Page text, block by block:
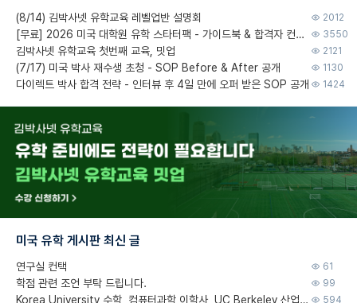
(8/14) 김박사넷 유학교육 레벨업반 설명회 2012
[무료] 2026 미국 대학원 유학 스타터팩 - 가이드북 & 합격자 컨택메일 템플릿 3550
김박사넷 유학교육 첫번째 교육, 밋업 2121
(7/17) 미국 박사 재수생 초청 - SOP Before & After 공개 1130
다이렉트 박사 합격 전략 - 인터뷰 후 4일 만에 오퍼 받은 SOP 공개 1424
미국 유학 게시판 최신 글
연구실 컨택 61
학점 관련 조언 부탁 드립니다. 99
Korea University 수학, 컴퓨터과학 이학사, UC Berkeley 산업공학 대학원 공학박사가 되는 것은 쉽지 않겠죠? 594